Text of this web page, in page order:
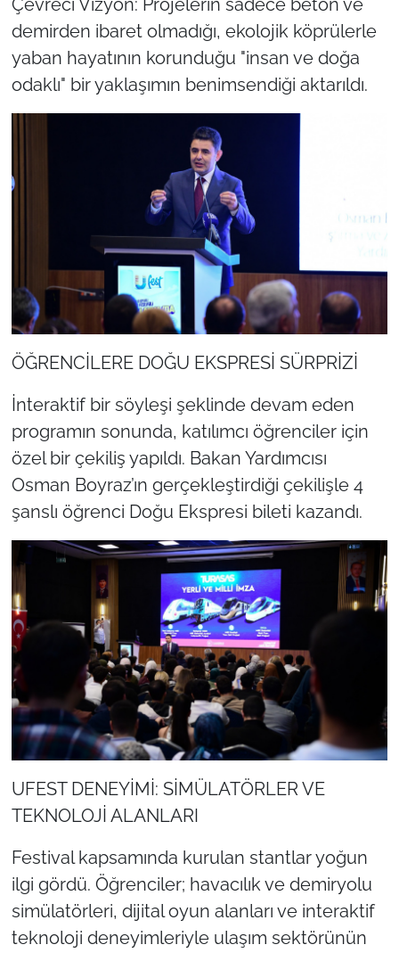
Çevreci Vizyon: Projelerin sadece beton ve
demirden ibaret olmadığı, ekolojik köprülerle
yaban hayatının korunduğu "insan ve doğa
odaklı" bir yaklaşımın benimsendiği aktarıldı.
ÖĞRENCİLERE DOĞU EKSPRESİ SÜRPRİZİ
İnteraktif bir söyleşi şeklinde devam eden
programın sonunda, katılımcı öğrenciler için
özel bir çekiliş yapıldı. Bakan Yardımcısı
Osman Boyraz’ın gerçekleştirdiği çekilişle 4
şanslı öğrenci Doğu Ekspresi bileti kazandı.
UFEST DENEYİMİ: SİMÜLATÖRLER VE
TEKNOLOJİ ALANLARI
Festival kapsamında kurulan stantlar yoğun
ilgi gördü. Öğrenciler; havacılık ve demiryolu
simülatörleri, dijital oyun alanları ve interaktif
teknoloji deneyimleriyle ulaşım sektörünün